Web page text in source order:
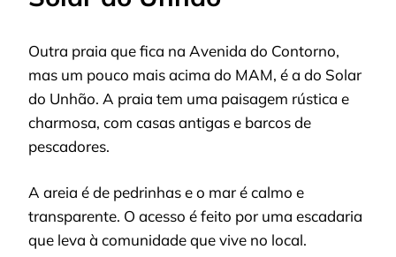
Outra praia que fica na Avenida do Contorno,
mas um pouco mais acima do MAM, é a do Solar
do Unhão. A praia tem uma paisagem rústica e
charmosa, com casas antigas e barcos de
pescadores.
A areia é de pedrinhas e o mar é calmo e
transparente. O acesso é feito por uma escadaria
que leva à comunidade que vive no local.